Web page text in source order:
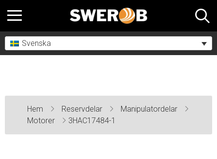
Svenska
Hem Reservdelar
Manipulatordelar
Motorer
3HAC17484-1